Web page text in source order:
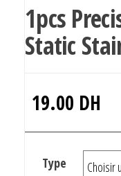
1pcs
Static
19.00 DH
Type